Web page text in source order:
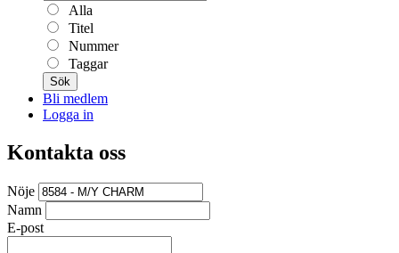
Alla
Titel
Nummer
Taggar
Sök
Bli medlem
Logga in
Kontakta oss
Nöje
Namn
E-post